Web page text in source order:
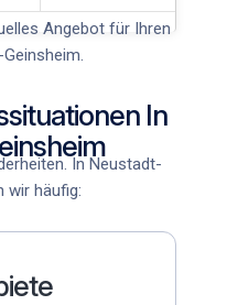
Angebot für Ihren
.
In
In Neustadt-
wir häufig: